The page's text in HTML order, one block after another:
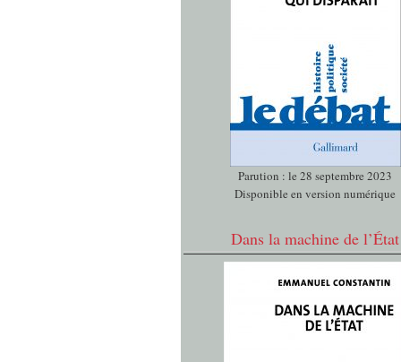
Parution : le 28 septembre 2023
Disponible en version numérique
Dans la machine de l’État